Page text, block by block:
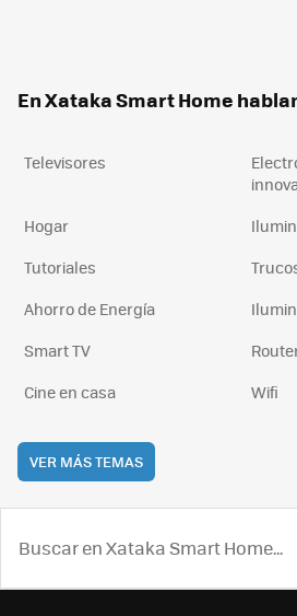
En Xataka Smart Home
Televisores
Hogar
Tutoriales
Ahorro de Energía
Smart TV
Cine en casa
Wifi
VER MÁS TEMAS